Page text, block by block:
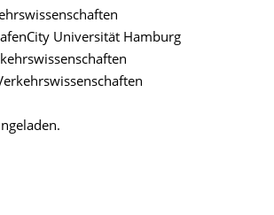
Universität Hamburg